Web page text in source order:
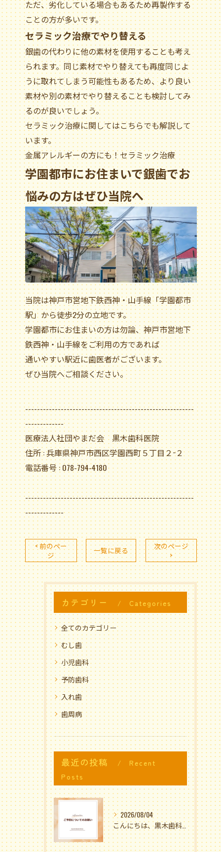
ただ、劣化している場合もあるため再製作する
ことの方が多いです。
セラミック治療でやり替える
銀歯の代わりに他の素材を使用することも考え
られます。同じ素材でやり替えても再度同じよ
うに取れてしまう可能性もあるため、より良い
素材や別の素材でやり替えることも検討してみ
るのが良いでしょう。
セラミック治療に関してはこちらでも解説して
います。
金属アレルギーの方にも！セラミック治療
学園都市にお住まいで銀歯でお
悩みの方はぜひ当院へ
当院は神戸市営地下鉄西神・山手線「学園都市
駅」から徒歩2分の立地です。
学園都市にお住まいの方は勿論、神戸市営地下
鉄西神・山手線をご利用の方であれば
通いやすい駅近に歯医者がございます。
ぜひ当院へご相談ください。
---------------------------------------------------------
-------------
医療法人社団やまだ会 黒木歯科医院
住所 : 兵庫県神戸市西区学園西町５丁目２−２
電話番号 : 078-794-4180
---------------------------------------------------------
-------------
< 前のペー
ジ
一覧に戻る
次のページ
>
カテゴリー Categories
全てのカテゴリー
むし歯
小児歯科
予防歯科
入れ歯
歯周病
最近の投稿
Recent
Posts
2026/08/04
こんにちは、黒木歯科医院です🌟